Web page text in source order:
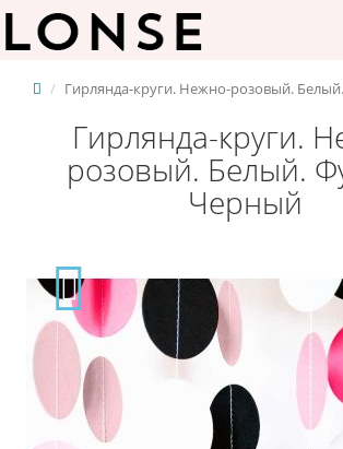
Гирлянда-круги. Нежно-розовый.
Гирлянда-круги.
розовый. Белый.
Черный